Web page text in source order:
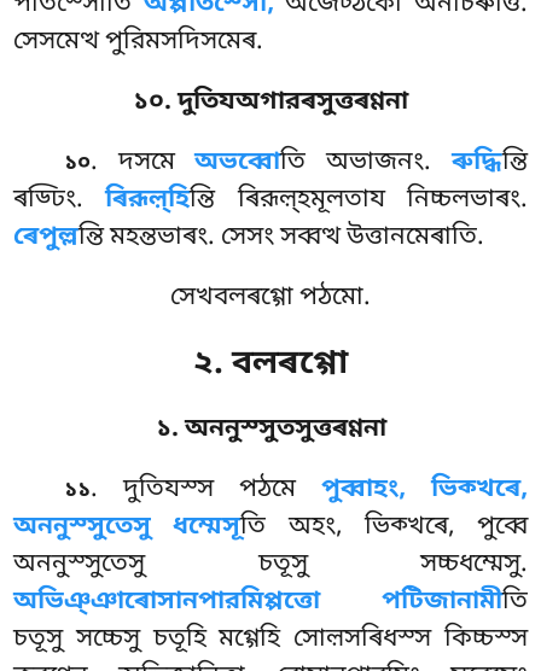
সেসমেত্থ পুরিমসদিসমেৰ.
১০. দুতিযঅগারৰসুত্তৰণ্ণনা
১০. দসমেঅভব্বোতি অভাজনং.ৰুদ্ধিন্তি
ৰড্ঢিং.ৰিরূল়্হিন্তি ৰিরূল়্হমূলতায নিচ্চলভাৰং.
ৰেপুল্লন্তি মহন্তভাৰং. সেসং সব্বত্থ উত্তানমেৰাতি.
সেখবলৰগ্গো পঠমো.
২. বলৰগ্গো
১. অননুস্সুতসুত্তৰণ্ণনা
১১. দুতিযস্স পঠমে পুব্বাহং, ভিক্খৰে,
অননুস্সুতেসু ধম্মেসূতি অহং, ভিক্খৰে, পুব্বে
অননুস্সুতেসু চতূসু সচ্চধম্মেসু.
অভিঞ্ঞাৰোসানপারমিপ্পত্তো পটিজানামীতি
চতূসু সচ্চেসু চতূহি মগ্গেহি সোল়সৰিধস্স কিচ্চস্স